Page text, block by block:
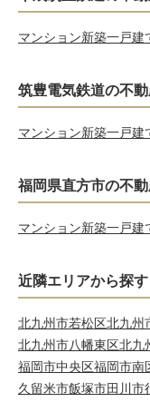
マンション新築一戸建
筑豊電気鉄道の不
マンション新築一戸建
福岡県直方市の不
マンション新築一戸建
近隣エリアから探す
北九州市若松区北九州
北九州市八幡東区北九
福岡市中央区福岡市南
久留米市飯塚市田川市